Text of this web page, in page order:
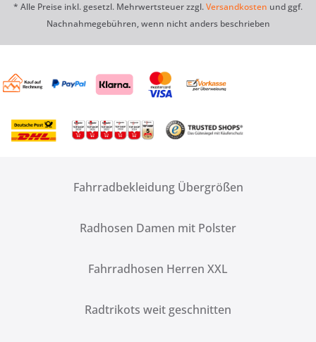
* Alle Preise inkl. gesetzl. Mehrwertsteuer zzgl.Versandkosten und ggf.
Nachnahmegebühren, wenn nicht anders beschrieben
Fahrradbekleidung Übergrößen
Radhosen Damen mit Polster
Fahrradhosen Herren XXL
Radtrikots weit geschnitten